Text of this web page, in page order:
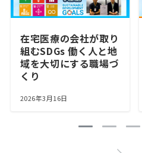
在宅医療の会社が取り
組むSDGs 働く人と地
域を大切にする職場づ
くり
2026年3月16日